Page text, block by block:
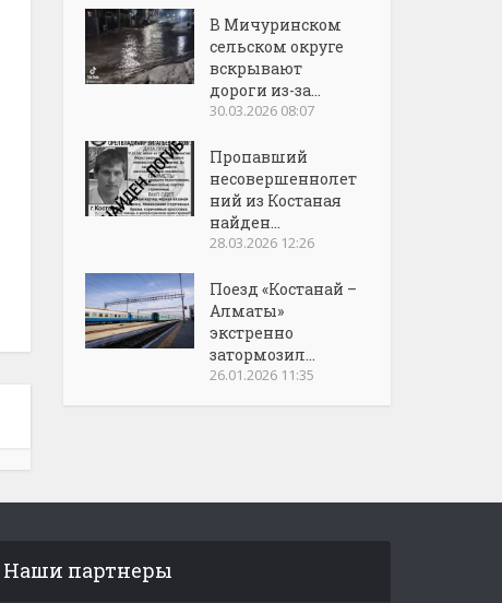
В Мичуринском
сельском округе
вскрывают
дороги из-за...
30.03.2026 08:07
Пропавший
несовершеннолет
ний из Костаная
найден...
28.03.2026 12:26
Поезд «Костанай –
Алматы»
экстренно
затормозил...
26.01.2026 11:35
Наши партнеры